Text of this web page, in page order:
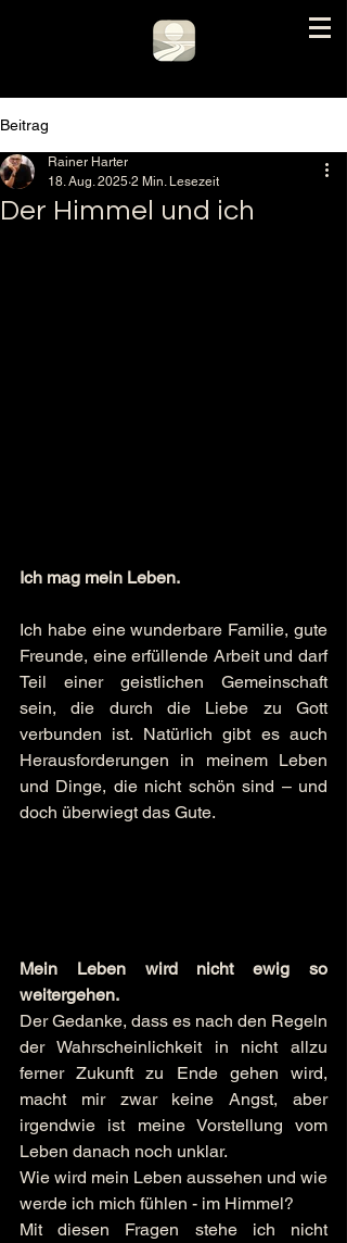
Beitrag
Der Himmel und ich
Rainer Harter
18. Aug. 2025 2 Min. Lesezeit
Ich mag mein Leben.
Ich habe eine wunderbare Familie, gute
Freunde, eine erfüllende Arbeit und darf
Teil einer geistlichen Gemeinschaft
sein, die durch die Liebe zu Gott
verbunden ist. Natürlich gibt es auch
Herausforderungen in meinem Leben
und Dinge, die nicht schön sind – und
doch überwiegt das Gute.
Mein Leben wird nicht ewig so
weitergehen.
Der Gedanke, dass es nach den Regeln
der Wahrscheinlichkeit in nicht allzu
ferner Zukunft zu Ende gehen wird,
macht mir zwar keine Angst, aber
irgendwie ist meine Vorstellung vom
Leben danach noch unklar.
Wie wird mein Leben aussehen und wie
werde ich mich fühlen - im Himmel?
Mit diesen Fragen stehe ich nicht